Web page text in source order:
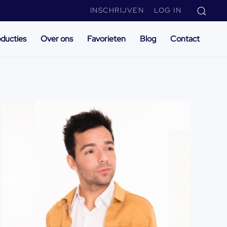
INSCHRIJVEN LOG IN
Over ons Favorieten Blog Contact